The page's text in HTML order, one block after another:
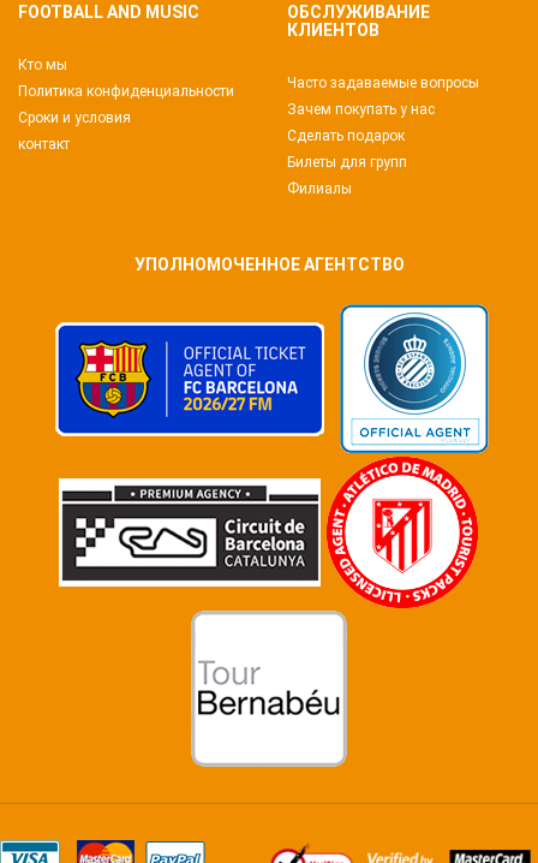
FOOTBALL AND MUSIC
Кто мы
Политика конфиденциальности
Сроки и условия
контакт
ОБСЛУЖИВАНИЕ
КЛИЕНТОВ
Часто задаваемые вопросы
Зачем покупать у нас
Сделать подарок
Билеты для групп
Филиалы
УПОЛНОМОЧЕННОЕ АГЕНТСТВО